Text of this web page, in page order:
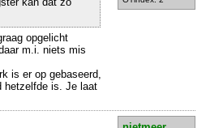
opgelicht
m.i. niets mis
is er op gebaseerd,
hetzelfde is. Je laat